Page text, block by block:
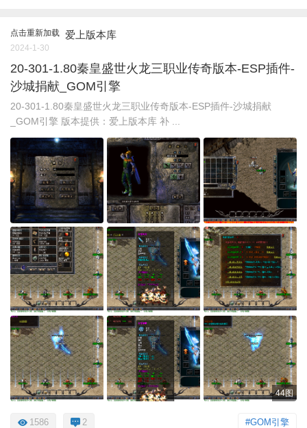
点击重新加载 爱上版本库
2024-1-30
20-301-1.80秦皇盛世火龙三职业传奇版本-ESP插件-
沙城捐献_GOM引擎
20-301-1.80秦皇盛世火龙三职业传奇版本-ESP插件-沙城捐献
_GOM引擎 版本提供：爱上版本库 补 ...
44图
#GOM引擎
1586 2